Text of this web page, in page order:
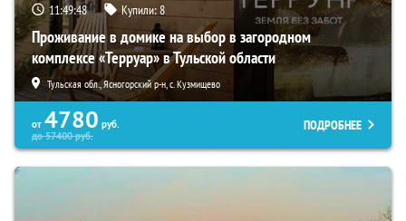
11:49:46 Купили:8
Проживание в домике на выбор в загородном
комплексе «Терруар» в Тульской области
Тульская обл., Ясногорский р-н, с. Кузмищево
от 4780 руб.
до57400руб.
ПОДРОБНЕЕ